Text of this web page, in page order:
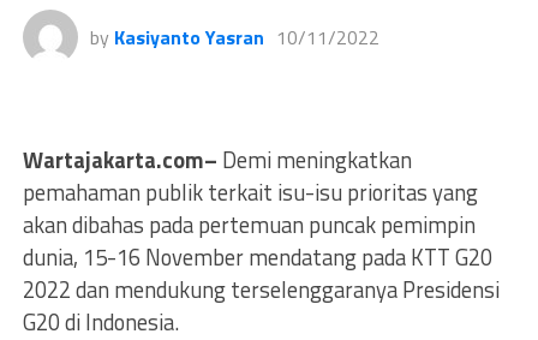
by Kasiyanto Yasran 10/11/2022
Wartajakarta.com– Demi meningkatkan
pemahaman publik terkait isu-isu prioritas yang
akan dibahas pada pertemuan puncak pemimpin
dunia, 15-16 November mendatang pada KTT G20
2022 dan mendukung terselenggaranya Presidensi
G20 di Indonesia.